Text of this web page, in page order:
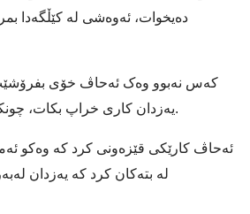
دەیخوات، ئەوەشی لە کێڵگەدا
یەزدان کاری خراپ بکات، چونکە ئیزابێلی ژنی هانی دا.
لە بتەکان کرد کە یەزدان